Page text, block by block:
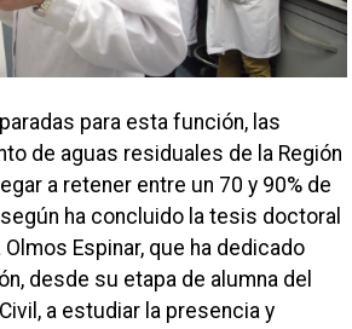
para esta función, las
de aguas residuales de la Región
a retener entre un 70 y 90% de
ha concluido la tesis doctoral
Olmos Espinar, que ha dedicado
desde su etapa de alumna del
a estudiar la presencia y